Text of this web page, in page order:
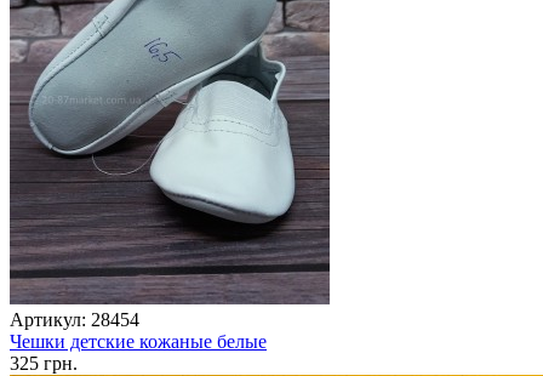
Артикул: 28454
Чешки детские кожаные белые
325 грн.